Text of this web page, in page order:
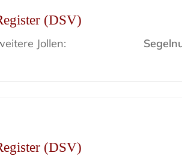
(DSV)
Jollen:
(DSV)